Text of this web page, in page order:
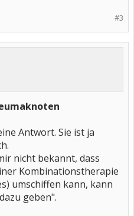
Dosierungen und
#3
Antwort. Sie ist ja
nicht bekannt, dass
Kombinationstherapie
umschiffen kann, kann
geben".